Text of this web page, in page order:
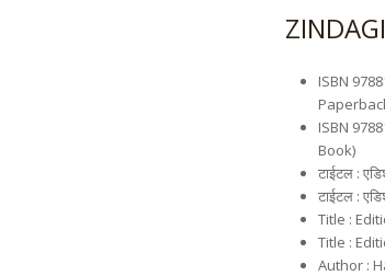
ISBN
ISBN
Book)
टाईटल :
टाईटल :
Title :
Title :
Author :